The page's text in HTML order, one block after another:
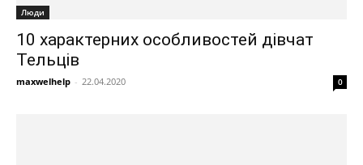
Люди
10 характерних особливостей дівчат
Тельців
maxwelhelp - 22.04.2020 0